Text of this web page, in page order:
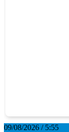
09/08/2026 / 5:55